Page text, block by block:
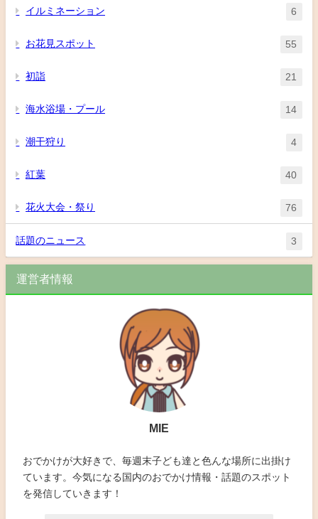
イルミネーション 6
お花見スポット 55
初詣 21
海水浴場・プール 14
潮干狩り 4
紅葉 40
花火大会・祭り 76
話題のニュース 3
運営者情報
MIE
おでかけが大好きで、毎週末子ども達と色んな場所に出掛け
ています。今気になる国内のおでかけ情報・話題のスポット
を発信していきます！